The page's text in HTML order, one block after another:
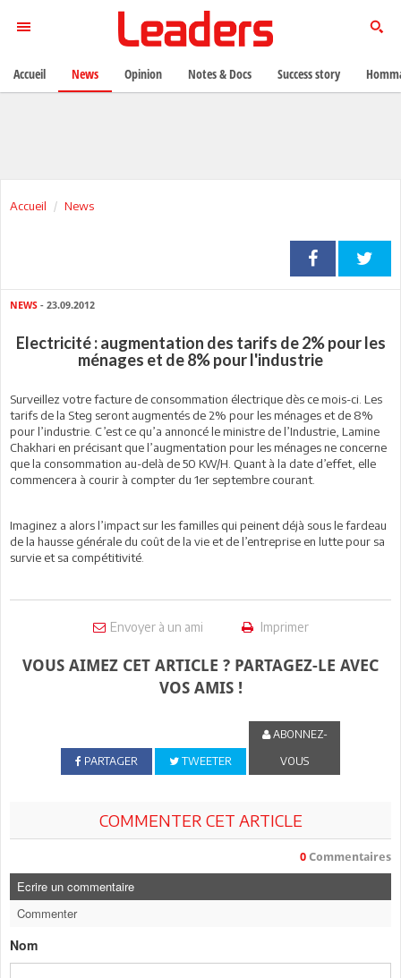
Accueil News
NEWS - 23.09.2012
Electricité : augmentation des tarifs de 2% pour les
ménages et de 8% pour l'industrie
Surveillez votre facture de consommation électrique dès ce mois-ci. Les
tarifs de la Steg seront augmentés de 2% pour les ménages et de 8%
pour l’industrie. C’est ce qu’a annoncé le ministre de l’Industrie, Lamine
Chakhari en précisant que l’augmentation pour les ménages ne concerne
que la consommation au-delà de 50 KW/H. Quant à la date d’effet, elle
commencera à courir à compter du 1er septembre courant.
Imaginez a alors l’impact sur les familles qui peinent déjà sous le fardeau
de la hausse générale du coût de la vie et de l’entreprise en lutte pour sa
survie et sa compétitivité.
Envoyer à un ami Imprimer
VOUS AIMEZ CET ARTICLE ? PARTAGEZ-LE AVEC
VOS AMIS !
PARTAGER TWEETER
ABONNEZ-
VOUS
COMMENTER CET ARTICLE
0 Commentaires
Ecrire un commentaire
Commenter
Nom
Accueil News Opinion Notes & Docs Success story